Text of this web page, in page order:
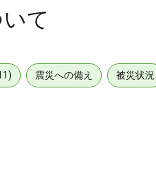
て
震災への備え 被災状況